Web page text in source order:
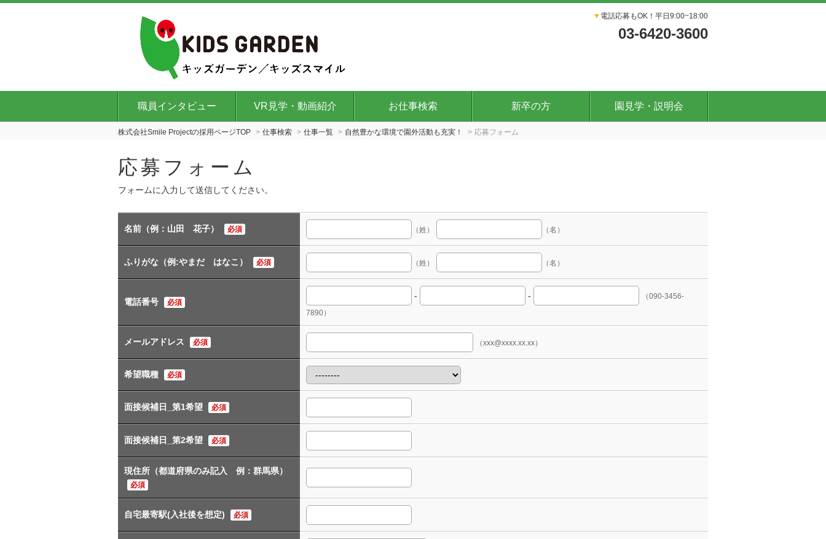
▼ 電話応募もOK！平日9:00~18:00
03-6420-3600
職員インタビュー VR見学・動画紹介 お仕事検索 新卒の方 園見学・説明会
株式会社Smile Projectの採用ページTOP 仕事検索 仕事一覧 自然豊かな環境で園外活動も充実！ 応募フォーム
応募フォーム
フォームに入力して送信してください。
名前（例：山田 花子） 必須 （姓） （名）
ふりがな（例:やまだ はなこ） 必須 （姓） （名）
電話番号 必須
- -
（090-3456-
7890）
メールアドレス 必須 （xxx@xxxx.xx.xx）
希望職種 必須
面接候補日_第1希望 必須
面接候補日_第2希望 必須
現住所（都道府県のみ記入 例：群馬県）
必須
自宅最寄駅(入社後を想定) 必須